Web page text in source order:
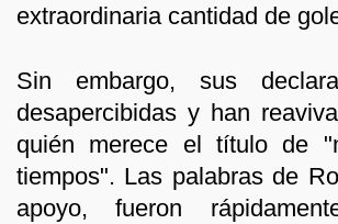
extraordinaria cantidad de
Sin embargo, sus
desapercibidas y han
quién merece el título de
tiempos". Las palabras de
apoyo, fueron